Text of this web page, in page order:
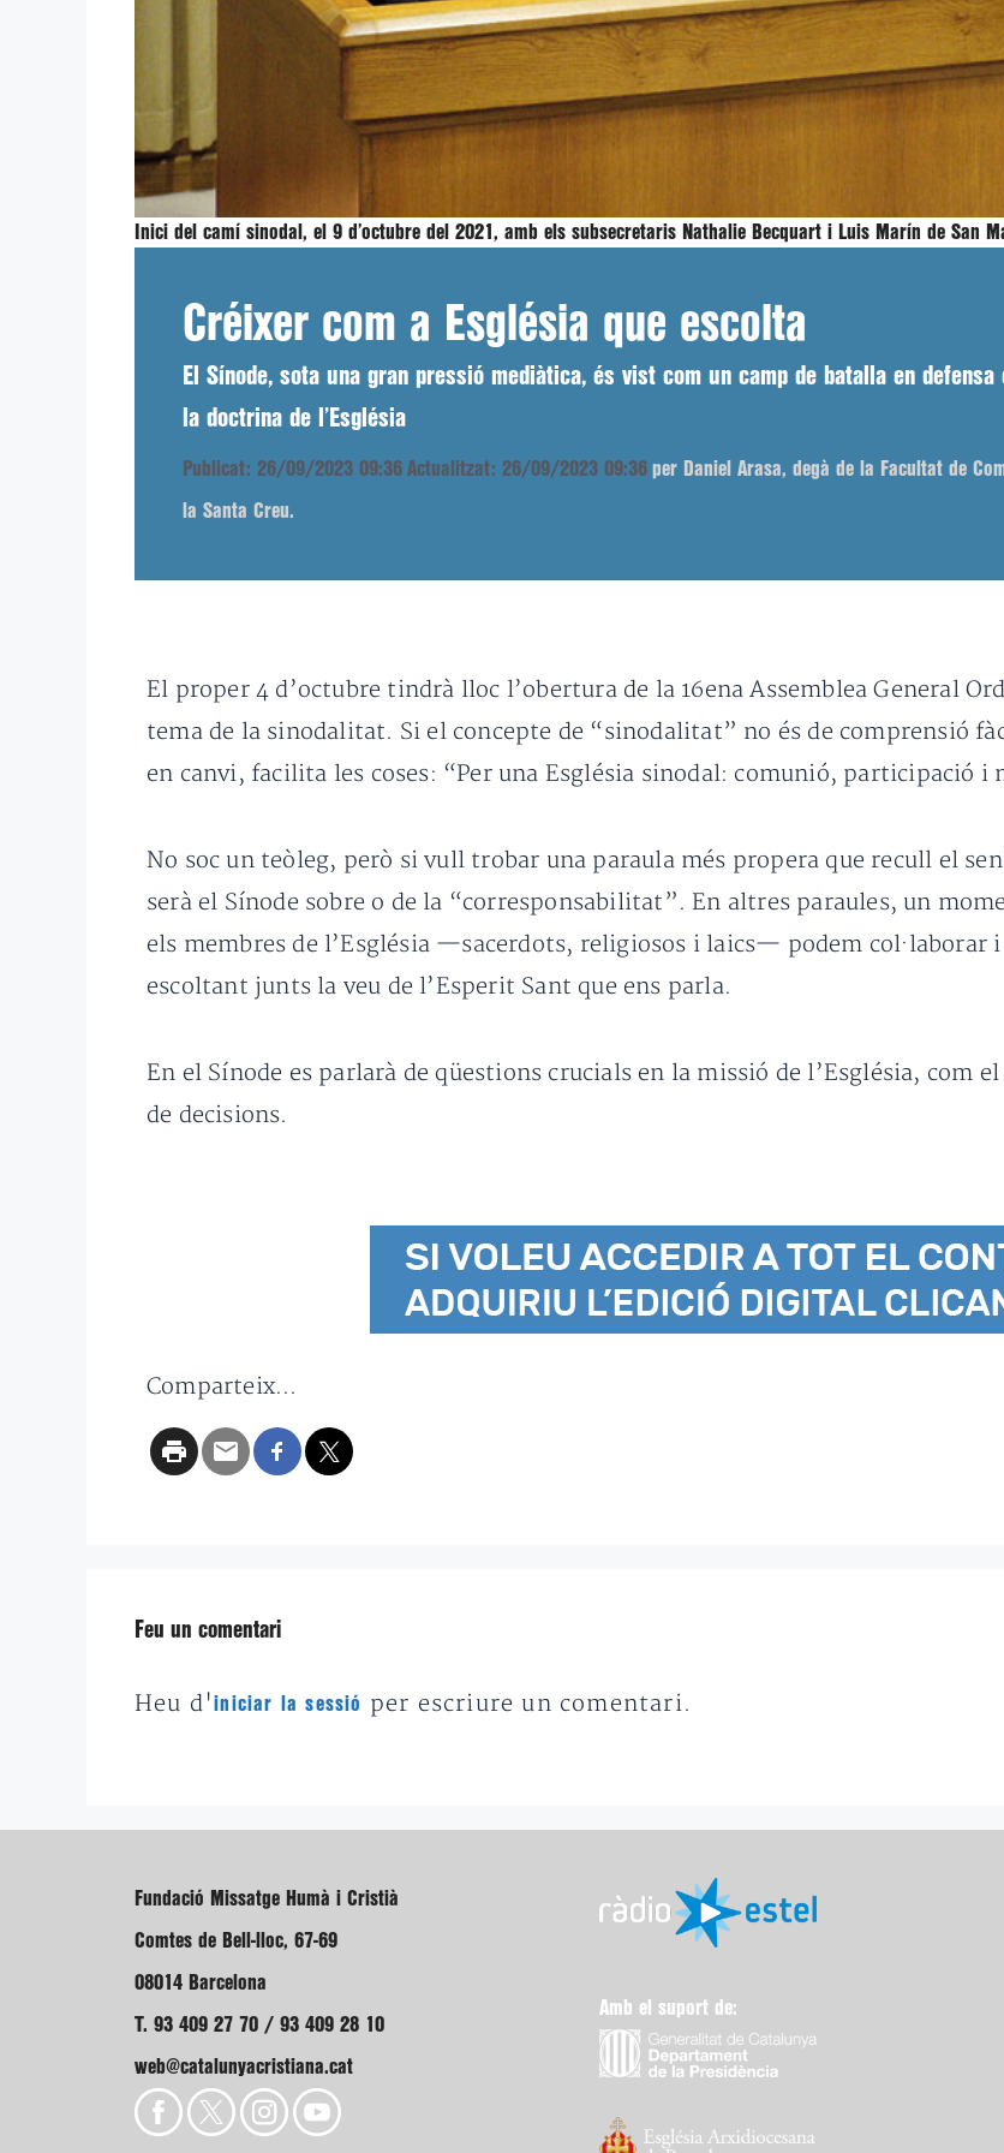
Inici del camí sinodal, el 9 d’octubre del 2021, amb els subsecretaris Nathalie Becquart i Luis Marín de San
Créixer com a Església que escolta
El Sínode, sota una gran pressió mediàtica, és vist com un camp de batalla en
la doctrina de l’Església
Publicat: 26/09/2023 09:36 Actualitzat: 26/09/2023 09:36 per Daniel Arasa, degà de la Facultat de
la Santa Creu.
El proper 4 d’octubre tindrà lloc l’obertura de la 16ena Assemblea General
tema de la sinodalitat. Si el concepte de “sinodalitat” no és de comprensió
en canvi, facilita les coses: “Per una Església sinodal: comunió, participació i
No soc un teòleg, però si vull trobar una paraula més propera que recull el
serà el Sínode sobre o de la “corresponsabilitat”. En altres paraules, un
els membres de l’Església —sacerdots, religiosos i laics— podem
escoltant junts la veu de l’Esperit Sant que ens parla.
En el Sínode es parlarà de qüestions crucials en la missió de l’Església, com
de decisions.
Comparteix...
Feu un comentari
Heu d'iniciar la sessió per escriure un comentari.
Fundació Missatge Humà i Cristià
Comtes de Bell-lloc, 67-69
08014 Barcelona
T. 93 409 27 70 / 93 409 28 10
web@catalunyacristiana.cat
Amb el suport de: